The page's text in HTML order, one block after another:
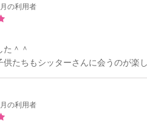
の利用者
＾＾
たちもシッターさんに会うのが楽
の利用者